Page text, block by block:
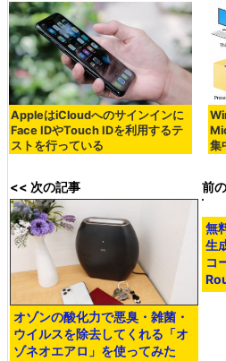
AppleはiCloudへのサインインに
Face IDやTouch IDを利用するテ
ストを行っている
集
<< 次の記事
オゾンの酸化力で悪臭・雑菌・
ウイルスを除去してくれる「オ
ゾネオエアロ」を使ってみた
前
無
生
コ